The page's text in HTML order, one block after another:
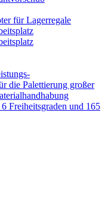
für Lagerregale
die Palettierung großer
Freiheitsgraden und 165